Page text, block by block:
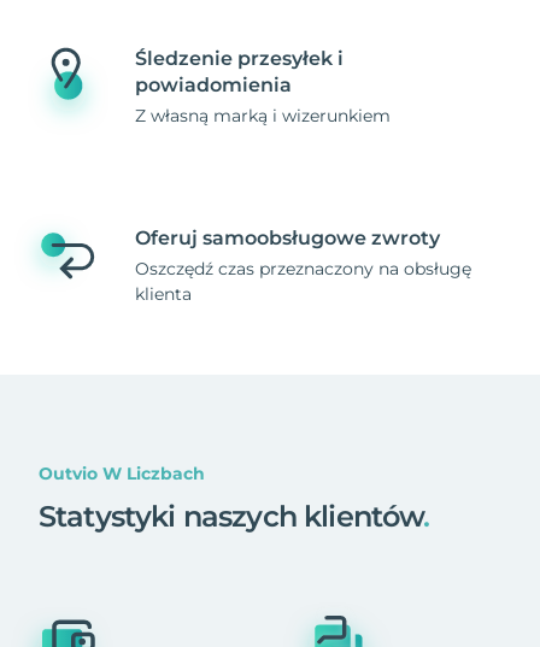
Śledzenie przesyłek i
powiadomienia
Z własną marką i wizerunkiem
Oferuj samoobsługowe zwroty
Oszczędź czas przeznaczony na obsługę
klienta
Outvio W Liczbach
Statystyki naszych klientów.